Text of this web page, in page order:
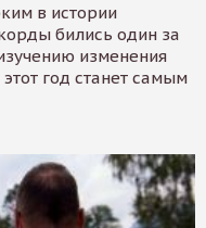
в истории
бились один за
изменения
год станет самым